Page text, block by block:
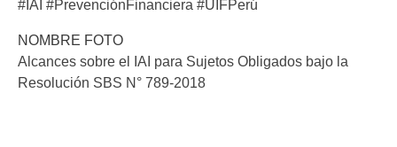
#IAI #PrevenciónFinanciera #UIFPerú
NOMBRE FOTO
Alcances sobre el IAI para Sujetos Obligados bajo la
Resolución SBS N° 789-2018